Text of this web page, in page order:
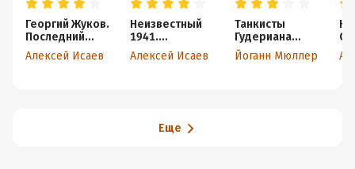
Георгий Жуков.
Последний
довод короля
Алексей Исаев
Неизвестный
1941.
Остановленны
й блицкриг
Алексей Исаев
Танкисты
Гудериана
рассказывают.
«Почему мы не
Йоганн Мюллер
Еще